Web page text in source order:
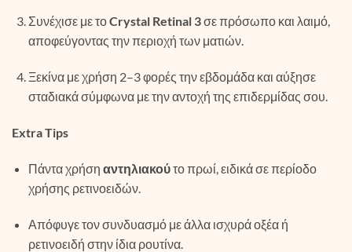
Συνέχισε με τοCrystal Retinal 3σε πρόσωπο και λαιμό,
αποφεύγοντας την περιοχή των ματιών.
Ξεκίνα με χρήση 2–3 φορές την εβδομάδα και αύξησε
σταδιακά σύμφωνα με την αντοχή της επιδερμίδας σου.
Extra Tips
Πάντα χρήση αντηλιακούτο πρωί, ειδικά σε περίοδο
χρήσης ρετινοειδών.
Απόφυγε τον συνδυασμό με άλλα ισχυρά οξέα ή
ρετινοειδή στην ίδια ρουτίνα.